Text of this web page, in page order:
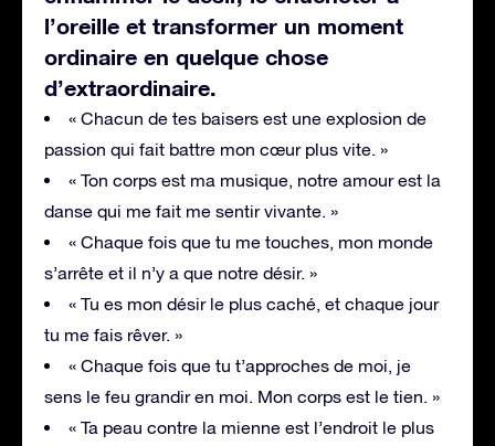
l’oreille et transformer un moment
ordinaire en quelque chose
d’extraordinaire.
« Chacun de tes baisers est une explosion de
passion qui fait battre mon cœur plus vite. »
« Ton corps est ma musique, notre amour est la
danse qui me fait me sentir vivante. »
« Chaque fois que tu me touches, mon monde
s’arrête et il n’y a que notre désir. »
« Tu es mon désir le plus caché, et chaque jour
tu me fais rêver. »
« Chaque fois que tu t’approches de moi, je
sens le feu grandir en moi. Mon corps est le tien. »
« Ta peau contre la mienne est l’endroit le plus